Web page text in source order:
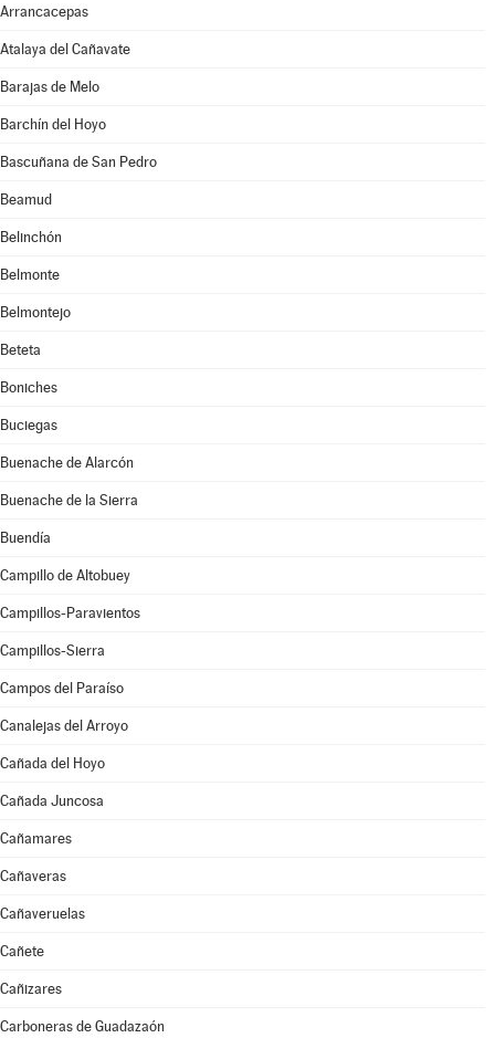
Arrancacepas
Atalaya del Cañavate
Barajas de Melo
Barchín del Hoyo
Bascuñana de San Pedro
Beamud
Belinchón
Belmonte
Belmontejo
Beteta
Boniches
Buciegas
Buenache de Alarcón
Buenache de la Sierra
Buendía
Campillo de Altobuey
Campillos-Paravientos
Campillos-Sierra
Campos del Paraíso
Canalejas del Arroyo
Cañada del Hoyo
Cañada Juncosa
Cañamares
Cañaveras
Cañaveruelas
Cañete
Cañizares
Carboneras de Guadazaón